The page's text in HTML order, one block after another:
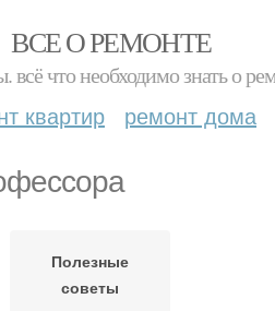
ВСЕ О РЕМОНТЕ
всё что необходимо знать о
квартир ремонт дома
Полезные
советы